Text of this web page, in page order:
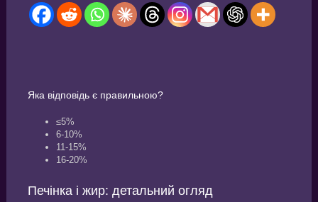
Яка відповідь є правильною?
≤5%
6-10%
11-15%
16-20%
Печінка і жир: детальний огляд